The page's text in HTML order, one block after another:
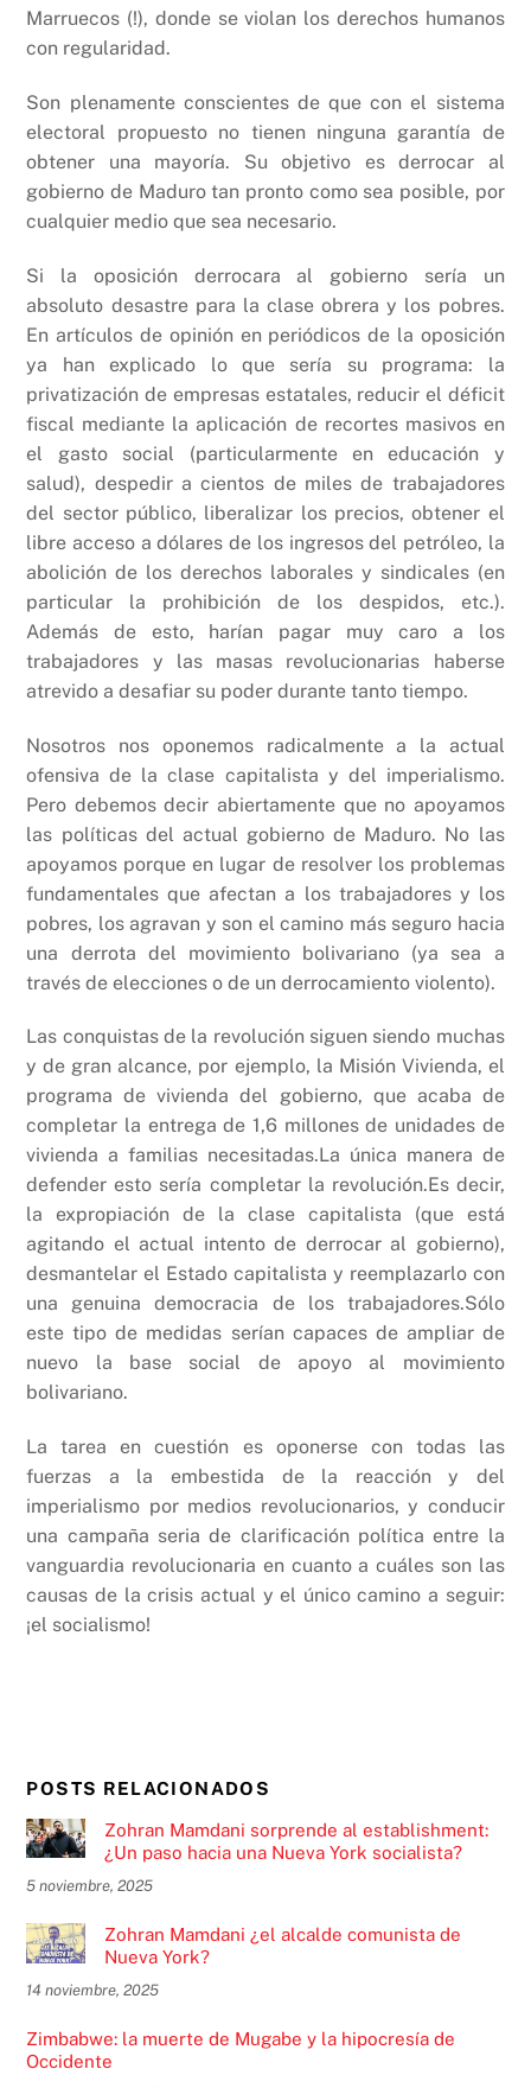
Marruecos (!), donde se violan los derechos humanos
con regularidad.
Son plenamente conscientes de que con el sistema
electoral propuesto no tienen ninguna garantía de
obtener una mayoría. Su objetivo es derrocar al
gobierno de Maduro tan pronto como sea posible, por
cualquier medio que sea necesario.
Si la oposición derrocara al gobierno sería un
absoluto desastre para la clase obrera y los pobres.
En artículos de opinión en periódicos de la oposición
ya han explicado lo que sería su programa: la
privatización de empresas estatales, reducir el déficit
fiscal mediante la aplicación de recortes masivos en
el gasto social (particularmente en educación y
salud), despedir a cientos de miles de trabajadores
del sector público, liberalizar los precios, obtener el
libre acceso a dólares de los ingresos del petróleo, la
abolición de los derechos laborales y sindicales (en
particular la prohibición de los despidos, etc.).
Además de esto, harían pagar muy caro a los
trabajadores y las masas revolucionarias haberse
atrevido a desafiar su poder durante tanto tiempo.
Nosotros nos oponemos radicalmente a la actual
ofensiva de la clase capitalista y del imperialismo.
Pero debemos decir abiertamente que no apoyamos
las políticas del actual gobierno de Maduro. No las
apoyamos porque en lugar de resolver los problemas
fundamentales que afectan a los trabajadores y los
pobres, los agravan y son el camino más seguro hacia
una derrota del movimiento bolivariano (ya sea a
través de elecciones o de un derrocamiento violento).
Las conquistas de la revolución siguen siendo muchas
y de gran alcance, por ejemplo, la Misión Vivienda, el
programa de vivienda del gobierno, que acaba de
completar la entrega de 1,6 millones de unidades de
vivienda a familias necesitadas.La única manera de
defender esto sería completar la revolución.Es decir,
la expropiación de la clase capitalista (que está
agitando el actual intento de derrocar al gobierno),
desmantelar el Estado capitalista y reemplazarlo con
una genuina democracia de los trabajadores.Sólo
este tipo de medidas serían capaces de ampliar de
nuevo la base social de apoyo al movimiento
bolivariano.
La tarea en cuestión es oponerse con todas las
fuerzas a la embestida de la reacción y del
imperialismo por medios revolucionarios, y conducir
una campaña seria de clarificación política entre la
vanguardia revolucionaria en cuanto a cuáles son las
causas de la crisis actual y el único camino a seguir:
¡el socialismo!
POSTS RELACIONADOS
Zohran Mamdani sorprende al establishment:
¿Un paso hacia una Nueva York socialista?
5 noviembre, 2025
Zohran Mamdani ¿el alcalde comunista de
Nueva York?
14 noviembre, 2025
Zimbabwe: la muerte de Mugabe y la hipocresía de
Occidente